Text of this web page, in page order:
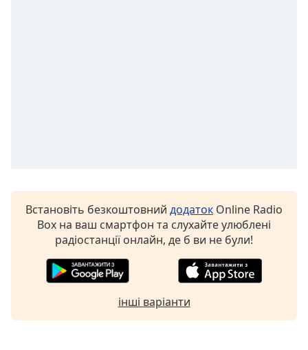
Opacity
Background
Встановіть безкоштовний додаток Online Radio
Box на ваш смартфон та слухайте улюблені
радіостанції онлайн, де б ви не були!
інші варіанти